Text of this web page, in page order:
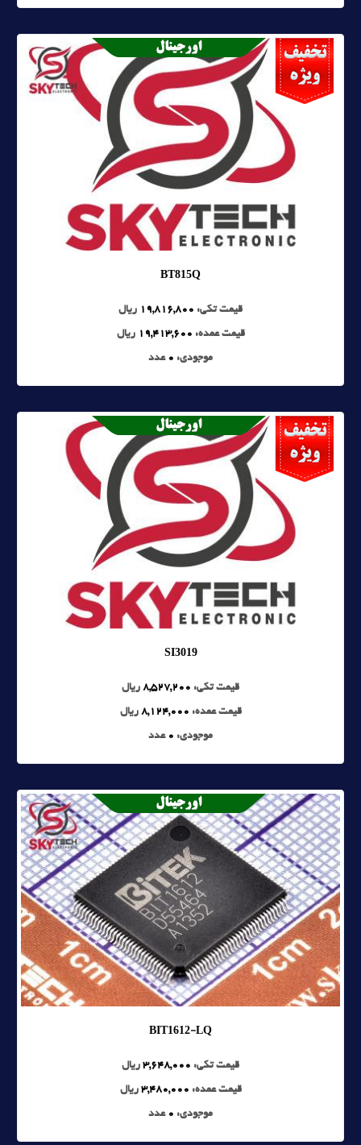
BT815Q
قیمت تکی: 19,816,800 ریال
قیمت عمده: 19,413,600 ریال
موجودی: 0 عدد
SI3019
قیمت تکی: 8,527,200 ریال
قیمت عمده: 8,124,000 ریال
موجودی: 0 عدد
BIT1612-LQ
قیمت تکی: 3,648,000 ریال
قیمت عمده: 3,480,000 ریال
موجودی: 0 عدد